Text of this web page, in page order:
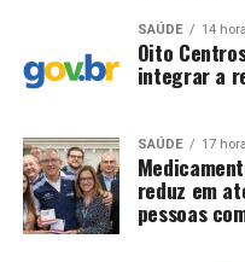
RELATED TOPICS: APLICAR
CUIABÁ
DESTAQUE
MATERIAIS
NOMES
Embaixador da Bélgica
oportunidades de
DON'T MISS
MT tem mais de 1,5
SAÚDE 14
Oito
integrar a
SAÚDE 17
reduz em
pessoas